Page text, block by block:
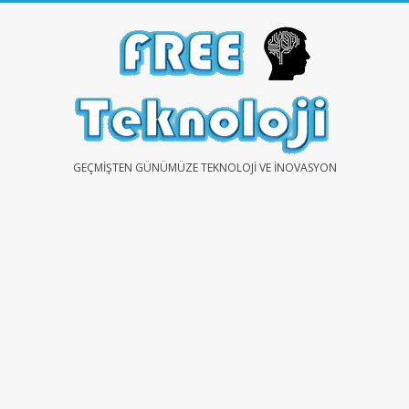
FREEGEÇMIŞTEN GÜNÜMÜZE TEKNOLOJI VE İNOVASYON